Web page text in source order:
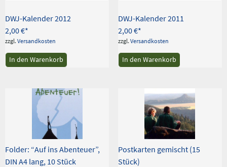
DWJ-Kalender 2012
2,00€
zzgl. Versandkosten
In den Warenkorb
DWJ-Kalender 2011
2,00€
zzgl. Versandkosten
In den Warenkorb
Folder: “Auf ins Abenteuer”,
DIN A4 lang, 10 Stück
Postkarten gemischt (15
Stück)